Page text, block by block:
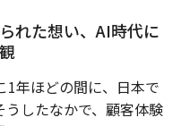
れた想い、AI時代に
1年ほどの間に、日本で
したなかで、顧客体験